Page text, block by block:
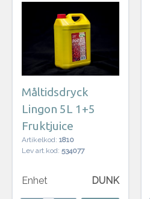
Måltidsdryck
Lingon 5L 1+5
Fruktjuice
Artikelkod: 1810
Lev art.kod: 534077
Enhet DUNK